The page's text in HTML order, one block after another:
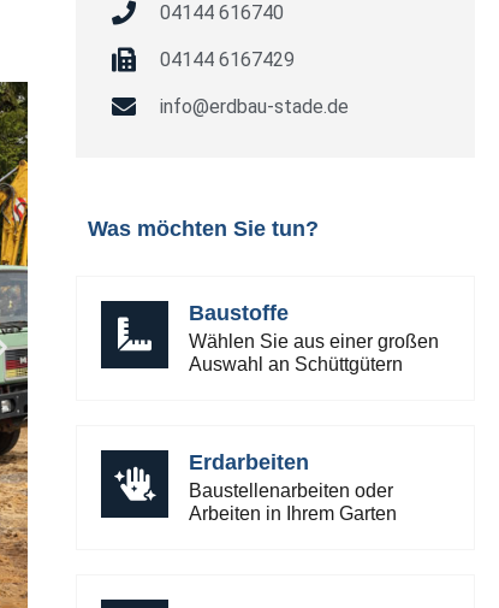
04144 616740
04144 6167429
info@erdbau-stade.de
Was möchten Sie tun?
Baustoffe
Wählen Sie aus einer großen
Auswahl an Schüttgütern
Erdarbeiten
Baustellenarbeiten oder
Arbeiten in Ihrem Garten